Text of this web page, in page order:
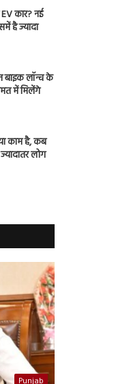
कार? नई
है ज्यादा
बाइक लॉन्च के
में मिलेंगे
काम है, कब
लोग
Punjab